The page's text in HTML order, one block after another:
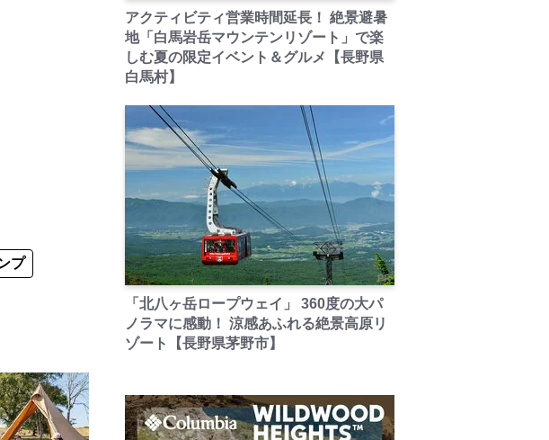
プ
アクティビティ営業時間延長！ 絶景避暑
地「白馬岩岳マウンテンリゾート」で楽
しむ夏の限定イベント＆グルメ【長野県
白馬村】
PR
「北八ヶ岳ロープウェイ」 360度の大パ
ノラマに感動！ 涼感あふれる絶景高原リ
ゾート【長野県茅野市】